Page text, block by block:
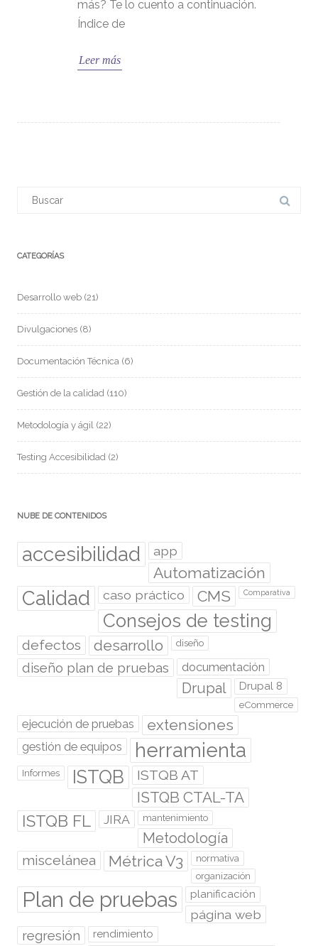
más? Te lo cuento a continuación.
Índice de
Leer más
CATEGORÍAS
Desarrollo web (21)
Divulgaciones (8)
Documentación Técnica (6)
Gestión de la calidad (110)
Metodología y ágil (22)
Testing Accesibilidad (2)
NUBE DE CONTENIDOS
accesibilidad app
Automatización
Calidad caso práctico CMS Comparativa
Consejos de testing
defectos desarrollo diseño
diseño plan de pruebas documentación
Drupal Drupal 8
eCommerce
ejecución de pruebas extensiones
gestión de equipos herramienta
Informes ISTQB ISTQB AT
ISTQB CTAL-TA
ISTQB FL JIRA mantenimiento
Metodología
miscelánea Métrica V3
normativa
organización
Plan de pruebas planificación
página web
regresión rendimiento